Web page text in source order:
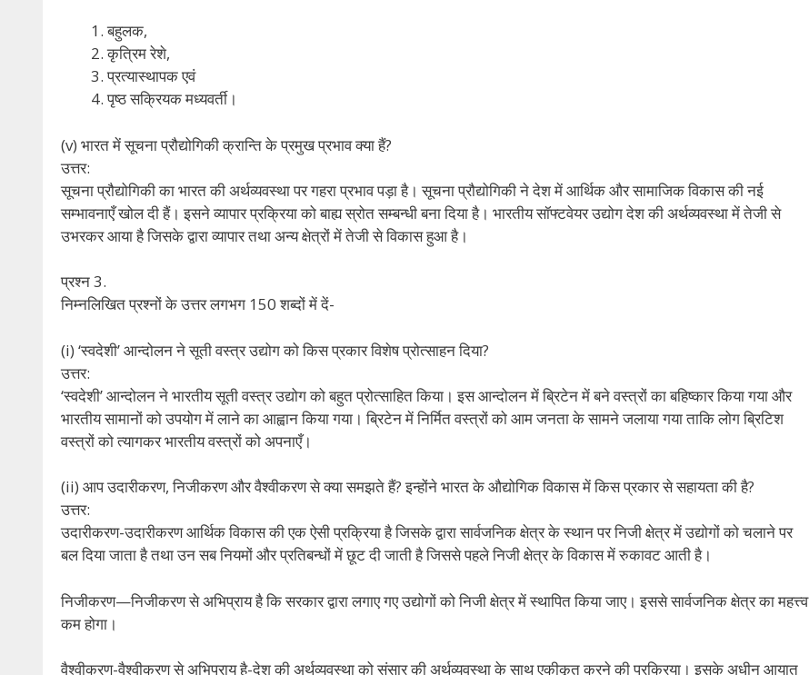
बहुलक,
कृत्रिम रेशे,
प्रत्यास्थापक एवं
पृष्ठ सक्रियक मध्यवर्ती।
(v) भारत में सूचना प्रौद्योगिकी क्रान्ति के प्रमुख प्रभाव क्या हैं?
उत्तर:
सूचना प्रौद्योगिकी का भारत की अर्थव्यवस्था पर गहरा प्रभाव पड़ा है। सूचना प्रौद्योगिकी ने देश में आर्थिक और सामाजिक विकास की नई
सम्भावनाएँ खोल दी हैं। इसने व्यापार प्रक्रिया को बाह्य स्रोत सम्बन्धी बना दिया है। भारतीय सॉफ्टवेयर उद्योग देश की अर्थव्यवस्था में तेजी से
उभरकर आया है जिसके द्वारा व्यापार तथा अन्य क्षेत्रों में तेजी से विकास हुआ है।
प्रश्न 3.
निम्नलिखित प्रश्नों के उत्तर लगभग 150 शब्दों में दें-
(i) ‘स्वदेशी’ आन्दोलन ने सूती वस्त्र उद्योग को किस प्रकार विशेष प्रोत्साहन दिया?
उत्तर:
‘स्वदेशी’ आन्दोलन ने भारतीय सूती वस्त्र उद्योग को बहुत प्रोत्साहित किया। इस आन्दोलन में ब्रिटेन में बने वस्त्रों का बहिष्कार किया गया और
भारतीय सामानों को उपयोग में लाने का आह्वान किया गया। ब्रिटेन में निर्मित वस्त्रों को आम जनता के सामने जलाया गया ताकि लोग ब्रिटिश
वस्त्रों को त्यागकर भारतीय वस्त्रों को अपनाएँ।
(ii) आप उदारीकरण, निजीकरण और वैश्वीकरण से क्या समझते हैं? इन्होंने भारत के औद्योगिक विकास में किस प्रकार से सहायता की है?
उत्तर:
उदारीकरण-उदारीकरण आर्थिक विकास की एक ऐसी प्रक्रिया है जिसके द्वारा सार्वजनिक क्षेत्र के स्थान पर निजी क्षेत्र में उद्योगों को चलाने पर
बल दिया जाता है तथा उन सब नियमों और प्रतिबन्धों में छूट दी जाती है जिससे पहले निजी क्षेत्र के विकास में रुकावट आती है।
निजीकरण—निजीकरण से अभिप्राय है कि सरकार द्वारा लगाए गए उद्योगों को निजी क्षेत्र में स्थापित किया जाए। इससे सार्वजनिक क्षेत्र का महत्त्व
कम होगा।
वैश्वीकरण-वैश्वीकरण से अभिप्राय है-देश की अर्थव्यवस्था को संसार की अर्थव्यवस्था के साथ एकीकृत करने की प्रक्रिया। इसके अधीन आयात